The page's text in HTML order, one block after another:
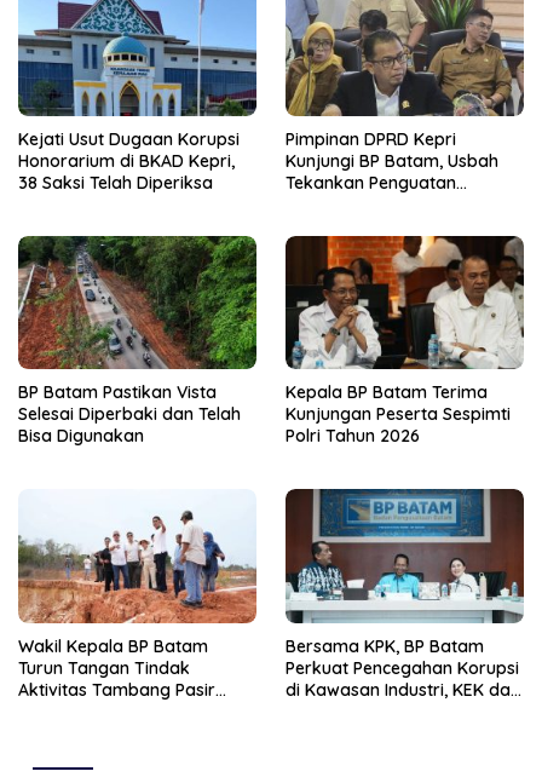
Kejati Usut Dugaan Korupsi
Honorarium di BKAD Kepri,
38 Saksi Telah Diperiksa
Pimpinan DPRD Kepri
Kunjungi BP Batam, Usbah
Tekankan Penguatan
BP Batam Pastikan Vista
Selesai Diperbaki dan Telah
Bisa Digunakan
Kepala BP Batam Terima
Kunjungan Peserta Sespimti
Polri Tahun 2026
Wakil Kepala BP Batam
Turun Tangan Tindak
Aktivitas Tambang Pasir
Bersama KPK, BP Batam
Perkuat Pencegahan Korupsi
di Kawasan Industri, KEK dan